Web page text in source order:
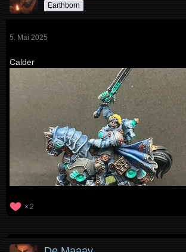
Earthborn
5. Mai 2025
Calder
2